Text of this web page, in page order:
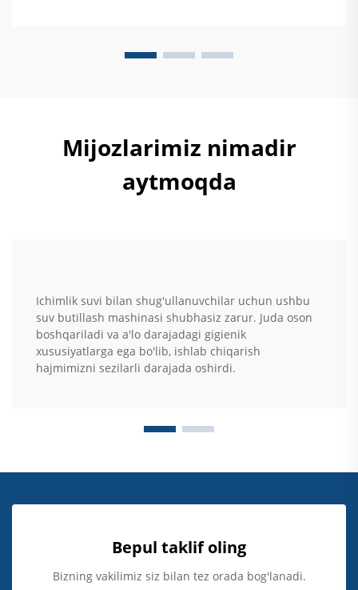
Mijozlarimiz nimadir
aytmoqda
Ichimlik suvi bilan shug'ullanuvchilar uchun ushbu
suv butillash mashinasi shubhasiz zarur. Juda oson
boshqariladi va a'lo darajadagi gigienik
xususiyatlarga ega bo'lib, ishlab chiqarish
hajmimizni sezilarli darajada oshirdi.
Bepul taklif oling
Bizning vakilimiz siz bilan tez orada bog'lanadi.